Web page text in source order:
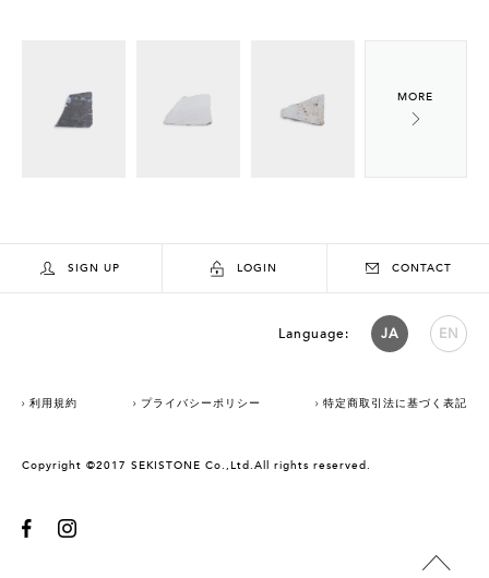
SIGN UP LOGIN CONTACT
Language: JA EN
利用規約 プライバシーポリシー 特定商取引法に基づく表記
Copyright ©2017 SEKISTONE Co.,Ltd.All rights reserved.